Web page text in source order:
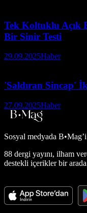
Tek Koltuklu Açık
Bir Sinir Testi
29.09.2025Haber
'Saldıran Sincap'
27.09.2025Haber
Sosyal medyada
88 dergi yayını, ilham
destekli içerikler bir